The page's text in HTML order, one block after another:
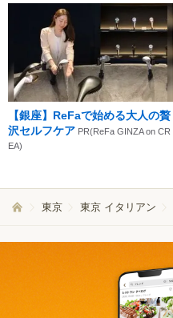
【銀座】ReFaで始める大人の贅
沢セルフケア PR(ReFa GINZA on CR
EA)
東京 東京 イタリアン